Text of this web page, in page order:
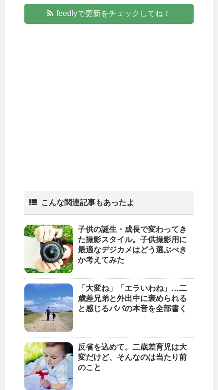
feedlyで更新をチェックしてね！
こんな関連記事もあったよ
子供の誕生・成長で変わってき
た撮影スタイル。子供撮影用に
最適なデジカメはどう選ぶべき
か考えてみた
「大変ね」「エラいわね」…二
歳差兄弟と外出中に褒められる
と感じるパパの本音を全部書く
反省を込めて。二歳差育児は大
変だけど、そんなのは当たり前
のこと